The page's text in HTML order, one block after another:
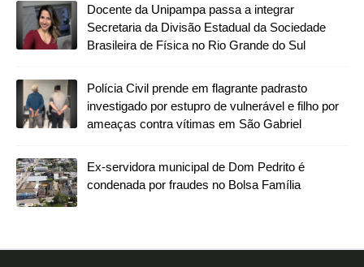
Docente da Unipampa passa a integrar
Secretaria da Divisão Estadual da Sociedade
Brasileira de Física no Rio Grande do Sul
Polícia Civil prende em flagrante padrasto
investigado por estupro de vulnerável e filho por
ameaças contra vítimas em São Gabriel
Ex-servidora municipal de Dom Pedrito é
condenada por fraudes no Bolsa Família